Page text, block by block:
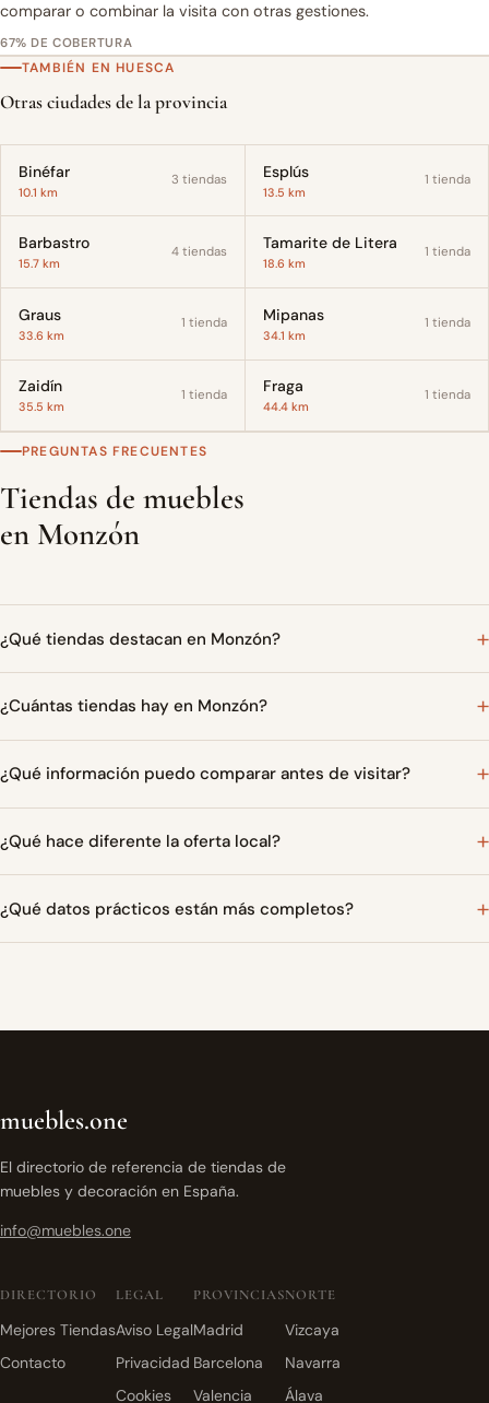
comparar o combinar la visita con otras gestiones.
67% DE COBERTURA
TAMBIÉN EN HUESCA
Otras ciudades de la provincia
Binéfar
10.1 km
3 tiendas Esplús
13.5 km
1 tienda
Barbastro
15.7 km
4 tiendas Tamarite de Litera
18.6 km
1 tienda
Graus
33.6 km
1 tienda Mipanas
34.1 km
1 tienda
Zaidín
35.5 km
1 tienda Fraga
44.4 km
1 tienda
PREGUNTAS FRECUENTES
Tiendas de muebles
en Monzón
¿Qué tiendas destacan en Monzón?
¿Cuántas tiendas hay en Monzón?
¿Qué información puedo comparar antes de visitar?
¿Qué hace diferente la oferta local?
¿Qué datos prácticos están más completos?
muebles.one
El directorio de referencia de tiendas de
muebles y decoración en España.
info@muebles.one
DIRECTORIO
Mejores Tiendas
Contacto
LEGAL
Aviso Legal
Privacidad
Cookies
PROVINCIAS
Madrid
Barcelona
Valencia
NORTE
Vizcaya
Navarra
Álava